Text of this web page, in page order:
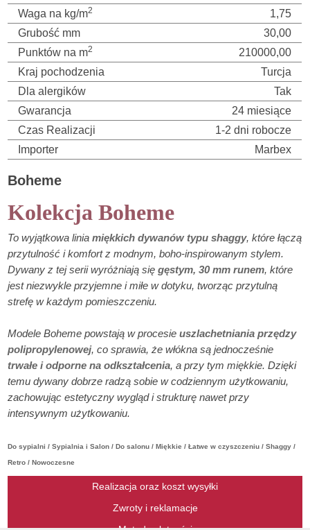
Waga na kg/m2
1,75
Grubość mm
30,00
Punktów na m2
210000,00
Kraj pochodzenia
Turcja
Dla alergików
Tak
Gwarancja
24 miesiące
Czas Realizacji
1-2 dni robocze
Importer
Marbex
Boheme
Kolekcja Boheme
To wyjątkowa liniamiękkich dywanów typu shaggy, które łączą
przytulność i komfort z modnym, boho-inspirowanym stylem.
Dywany z tej serii wyróżniają sięgęstym, 30 mm runem, które
jest niezwykle przyjemne i miłe w dotyku, tworząc przytulną
strefę w każdym pomieszczeniu.
Modele Boheme powstają w procesieuszlachetniania przędzy
polipropylenowej, co sprawia, że włókna są jednocześnie
trwałe i odporne na odkształcenia, a przy tym miękkie. Dzięki
temu dywany dobrze radzą sobie w codziennym użytkowaniu,
zachowując estetyczny wygląd i strukturę nawet przy
intensywnym użytkowaniu.
Do sypialni / Sypialnia i Salon / Do salonu / Miękkie / Łatwe w czyszczeniu / Shaggy /
Retro / Nowoczesne
Realizacja oraz koszt wysyłki
Zwroty i reklamacje